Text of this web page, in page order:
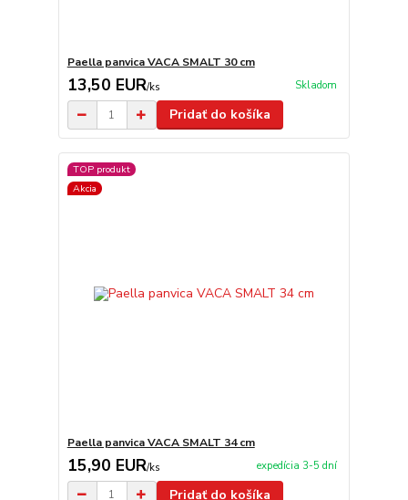
Paella panvica VACA SMALT 30 cm
13,50 EUR/ks Skladom
Pridať do košíka
TOP produkt
Akcia
Paella panvica VACA SMALT 34 cm
15,90 EUR/ks expedícia 3-5 dní
Pridať do košíka